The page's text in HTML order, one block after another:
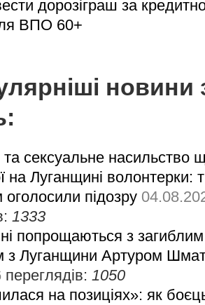
дорозіграш за
ВПО 60+
новини
та сексуальне насильство
на Луганщині волонтерки:
підозру
1333
попрощаються з загиблим
з Луганщини Артуром
переглядів:1050
на позиціях»: як